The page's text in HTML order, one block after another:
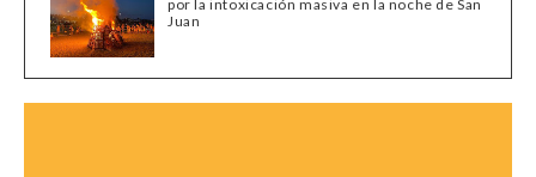
por la intoxicación masiva en la noche de San
Juan